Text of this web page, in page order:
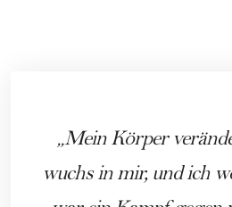
Mein Körper
wuchs in mir, und ich